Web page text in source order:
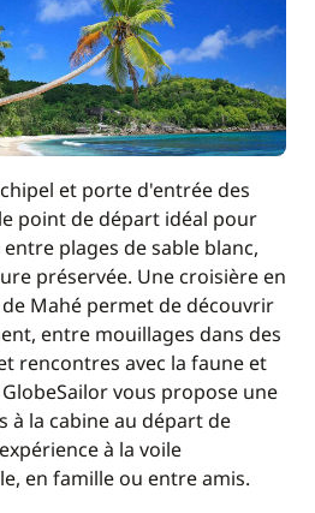
et porte d'entrée des
point de départ idéal pour
plages de sable blanc,
préservée. Une croisière en
Mahé permet de découvrir
entre mouillages dans des
rencontres avec la faune et
vous propose une
à la cabine au départ de
à la voile
en famille ou entre amis.